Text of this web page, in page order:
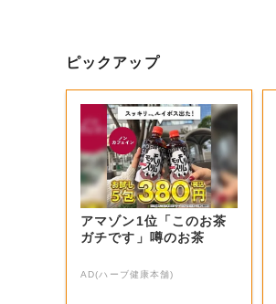
ピックアップ
アマゾン1位「このお茶
ガチです」噂のお茶
AD(ハーブ健康本舗)